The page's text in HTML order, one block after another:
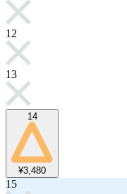
12
13
14
¥3,480
15